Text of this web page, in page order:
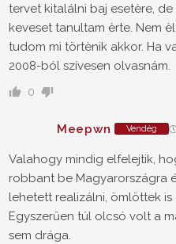
tervet kitalálni baj esetère,
keveset tanultam èrte. Nem
tudom mi törtènik akkor. Ha
2008-ból szívesen olvasnám.
0
Meepwn Vendég
Valahogy mindig elfelejtik,
robbant be Magyarországra
lehetett realizálni, ömlöttek
Egyszerűen túl olcsó volt a
sem drága.